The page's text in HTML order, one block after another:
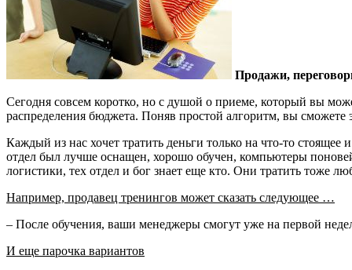
Продажи,
Сегодня совсем коротко, но с душой о приеме, который вы
распределения бюджета. Поняв простой алгоритм, вы сможете
Каждый из нас хочет тратить деньги только на что-то стоящее
отдел был лучше оснащен, хорошо обучен, компьютеры
логистики, тех отдел и бог знает еще кто. Они тратить тоже
Например, продавец тренингов может сказать следующее …
– После обучения, ваши менеджеры смогут уже на первой
И еще парочка вариантов